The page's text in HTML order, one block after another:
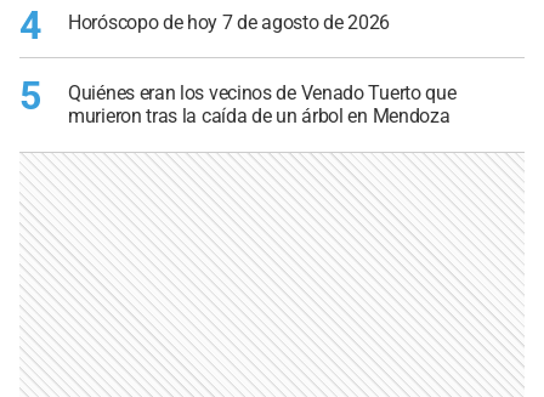
4 Horóscopo de hoy 7 de agosto de 2026
5
Quiénes eran los vecinos de Venado Tuerto que
murieron tras la caída de un árbol en Mendoza